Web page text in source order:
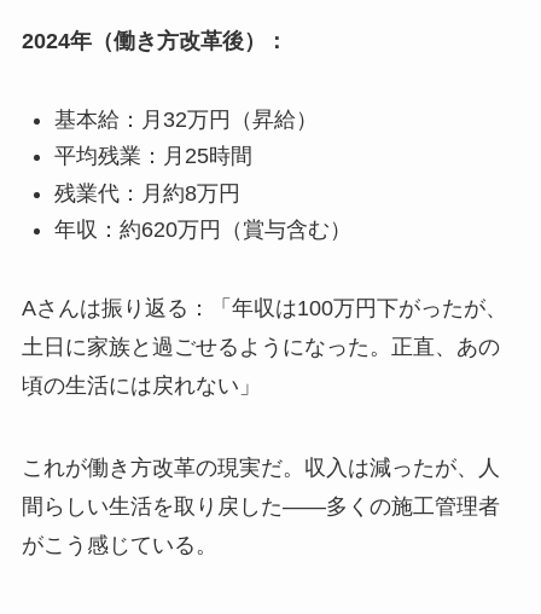
2024年（働き方改革後）：
基本給：月32万円（昇給）
平均残業：月25時間
残業代：月約8万円
年収：約620万円（賞与含む）
Aさんは振り返る：「年収は100万円下がったが、
土日に家族と過ごせるようになった。正直、あの
頃の生活には戻れない」
これが働き方改革の現実だ。収入は減ったが、人
間らしい生活を取り戻した——多くの施工管理者
がこう感じている。